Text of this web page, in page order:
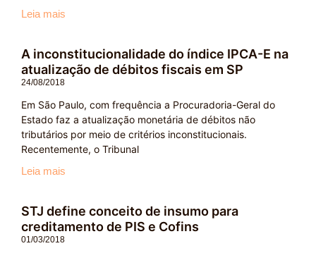
Leia mais
A inconstitucionalidade do índice IPCA-E na
atualização de débitos fiscais em SP
24/08/2018
Em São Paulo, com frequência a Procuradoria-Geral do
Estado faz a atualização monetária de débitos não
tributários por meio de critérios inconstitucionais.
Recentemente, o Tribunal
Leia mais
STJ define conceito de insumo para
creditamento de PIS e Cofins
01/03/2018